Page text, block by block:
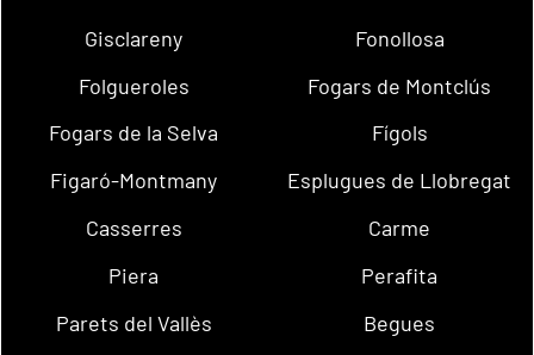
Gisclareny
Fonollosa
Folgueroles
Fogars de Montclús
Fogars de la Selva
Fígols
Figaró-Montmany
Esplugues de Llobregat
Casserres
Carme
Piera
Perafita
Parets del Vallès
Begues